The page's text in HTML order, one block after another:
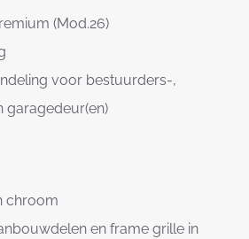
(Mod.26)
voor bestuurders-,
garagedeur(en)
chroom
en frame grille in